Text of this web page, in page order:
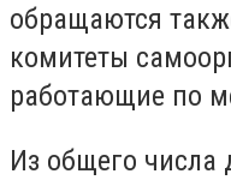
обращаются
комитеты
работающие по
Из общего числа